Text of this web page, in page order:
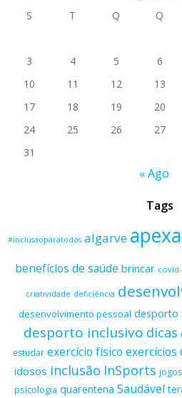
S
T Q Q
3
4 5 6
10
11 12 13
17
18 19 20
24
25 26 27
31
« Ago
Tags
#inclusaoparatodos algarve apexa
benefícios de saúde brincar
criatividade deficiência
desenvolvimento pessoal desporto
desporto inclusivo dicas
estudar exercício físico exercícios
idosos inclusão InSports jogos
psicologia quarentena Saudável